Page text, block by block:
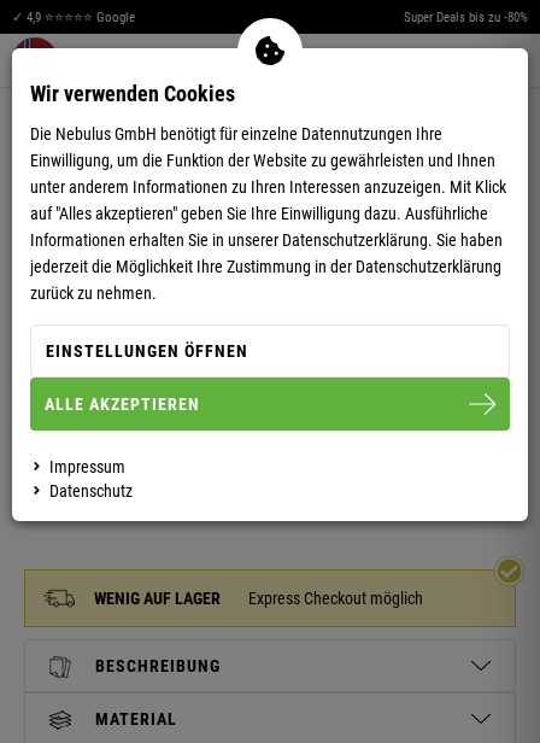
✓ 4,9 ⭐⭐⭐⭐⭐ Google Super Deals bis zu -80%
Warenkorb aufklappen
FLEECEJACKE LANAI HERREN
WENIG AUF LAGER Express Checkout möglich
BESCHREIBUNG
MATERIAL
Wir verwenden Cookies
Die Nebulus GmbH benötigt für einzelne Datennutzungen Ihre
Einwilligung, um die Funktion der Website zu gewährleisten und Ihnen
unter anderem Informationen zu Ihren Interessen anzuzeigen. Mit Klick
auf "Alles akzeptieren" geben Sie Ihre Einwilligung dazu. Ausführliche
Informationen erhalten Sie in unserer Datenschutzerklärung. Sie haben
jederzeit die Möglichkeit Ihre Zustimmung in der Datenschutzerklärung
zurück zu nehmen.
EINSTELLUNGEN ÖFFNEN
ALLE AKZEPTIEREN
Impressum
Datenschutz